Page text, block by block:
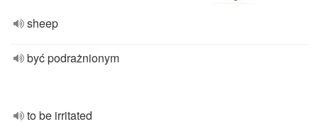
sheep
być podrażnionym
to be irritated